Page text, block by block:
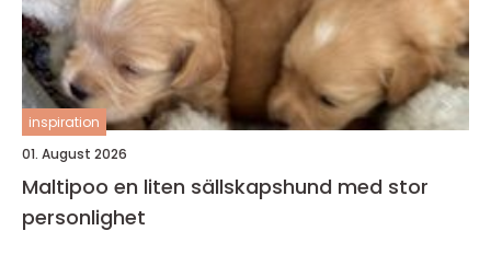
inspiration
01. August 2026
Maltipoo en liten sällskapshund med stor
personlighet